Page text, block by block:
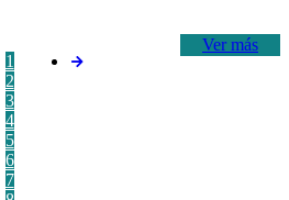
Ver más
1
2
3
4
5
6
7